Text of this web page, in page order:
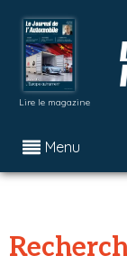
Lire le magazine
Menu